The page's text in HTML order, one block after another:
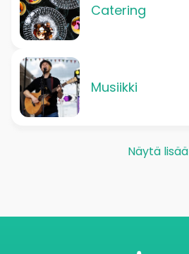
Catering
Musiikki
Näytä lisää